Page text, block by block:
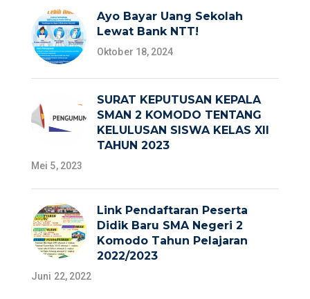
Ayo Bayar Uang Sekolah
Lewat Bank NTT!
Oktober 18, 2024
SURAT KEPUTUSAN KEPALA
SMAN 2 KOMODO TENTANG
KELULUSAN SISWA KELAS XII
TAHUN 2023
Mei 5, 2023
Link Pendaftaran Peserta
Didik Baru SMA Negeri 2
Komodo Tahun Pelajaran
2022/2023
Juni 22, 2022